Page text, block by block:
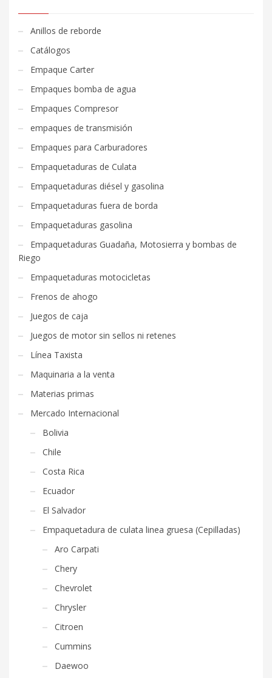
Anillos de reborde
Catálogos
Empaque Carter
Empaques bomba de agua
Empaques Compresor
empaques de transmisión
Empaques para Carburadores
Empaquetaduras de Culata
Empaquetaduras diésel y gasolina
Empaquetaduras fuera de borda
Empaquetaduras gasolina
Empaquetaduras Guadaña, Motosierra y bombas de
Riego
Empaquetaduras motocicletas
Frenos de ahogo
Juegos de caja
Juegos de motor sin sellos ni retenes
Línea Taxista
Maquinaria a la venta
Materias primas
Mercado Internacional
Bolivia
Chile
Costa Rica
Ecuador
El Salvador
Empaquetadura de culata linea gruesa (Cepilladas)
Aro Carpati
Chery
Chevrolet
Chrysler
Citroen
Cummins
Daewoo